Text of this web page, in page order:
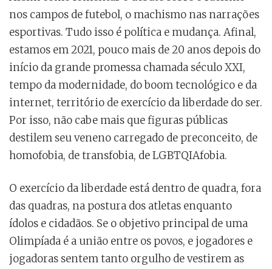
nos campos de futebol, o machismo nas narrações
esportivas. Tudo isso é política e mudança. Afinal,
estamos em 2021, pouco mais de 20 anos depois do
início da grande promessa chamada século XXI,
tempo da modernidade, do boom tecnológico e da
internet, território de exercício da liberdade do ser.
Por isso, não cabe mais que figuras públicas
destilem seu veneno carregado de preconceito, de
homofobia, de transfobia, de LGBTQIAfobia.
O exercício da liberdade está dentro de quadra, fora
das quadras, na postura dos atletas enquanto
ídolos e cidadãos. Se o objetivo principal de uma
Olimpíada é a união entre os povos, e jogadores e
jogadoras sentem tanto orgulho de vestirem as